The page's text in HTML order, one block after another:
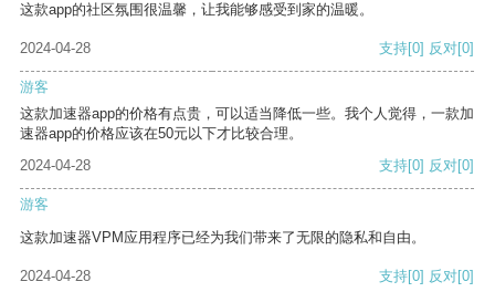
这款app的社区氛围很温馨，让我能够感受到家的温暖。
2024-04-28 支持[0] 反对[0]
游客
这款加速器app的价格有点贵，可以适当降低一些。我个人觉得，一款加
速器app的价格应该在50元以下才比较合理。
2024-04-28
支持[0] 反对[0]
游客
这款加速器VPM应用程序已经为我们带来了无限的隐私和自由。
2024-04-28 支持[0] 反对[0]